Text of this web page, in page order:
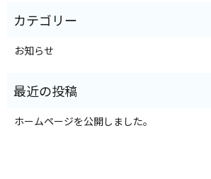
お知らせ
ホームページを公開しました。